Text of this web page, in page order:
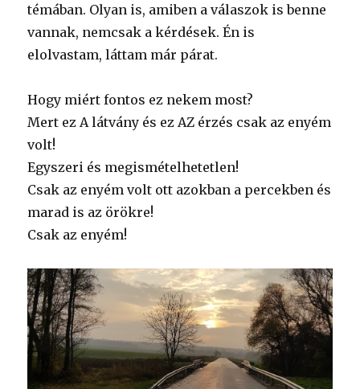
témában. Olyan is, amiben a válaszok is benne
vannak, nemcsak a kérdések. Én is
elolvastam, láttam már párat.
Hogy miért fontos ez nekem most?
Mert ez A látvány és ez AZ érzés csak az enyém
volt!
Egyszeri és megismételhetetlen!
Csak az enyém volt ott azokban a percekben és
marad is az örökre!
Csak az enyém!